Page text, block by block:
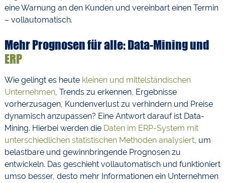
eine Warnung an den Kunden und vereinbart einen Termin
– vollautomatisch.
Mehr Prognosen für alle: Data-Mining und
ERP
Wie gelingt es heute kleinen und mittelständischen
Unternehmen, Trends zu erkennen, Ergebnisse
vorherzusagen, Kundenverlust zu verhindern und Preise
dynamisch anzupassen? Eine Antwort darauf ist Data-
Mining. Hierbei werden die Daten im ERP-System mit
unterschiedlichen statistischen Methoden analysiert, um
belastbare und gewinnbringende Prognosen zu
entwickeln. Das geschieht vollautomatisch und funktioniert
umso besser, desto mehr Informationen ein Unternehmen